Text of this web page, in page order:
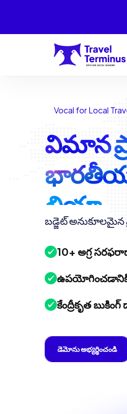
Vocal for Local
విమాన
భారతీయ
లియా
బడ్జెట్ అనుకూలమైన
10+ అగ్ర
ఉపయోగించడానికి
కేంద్రీకృత
డెమోను అభ్యర్థించండి